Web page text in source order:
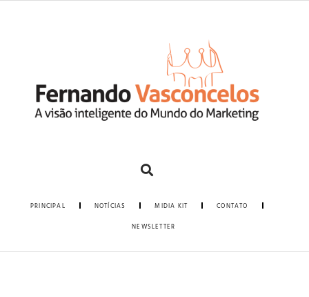
PRINCIPAL NOTÍCIAS MIDIA KIT CONTATO
NEWSLETTER